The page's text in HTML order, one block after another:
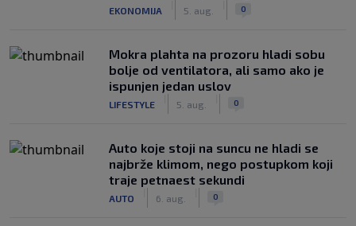
EKONOMIJA 5. aug. 0
Mokra plahta na prozoru hladi sobu
bolje od ventilatora, ali samo ako je
ispunjen jedan uslov
LIFESTYLE 5. aug. 0
Auto koje stoji na suncu ne hladi se
najbrže klimom, nego postupkom koji
traje petnaest sekundi
AUTO 6. aug. 0